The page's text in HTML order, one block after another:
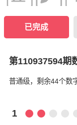
已完成
第110937594期
普通级，剩余44个数
1